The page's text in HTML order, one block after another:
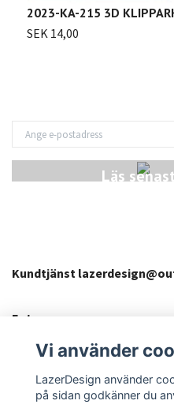
Läs
2023-KA-215 3D
SEK 14,00
Kundtjänst
Fotmeny
Sociala medier
Vi använder
LazerDesign använder
på sidan godkänner du